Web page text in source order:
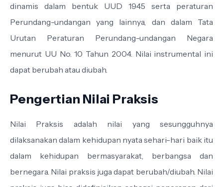
dinamis dalam bentuk UUD 1945 serta peraturan
Perundang-undangan yang lainnya, dan dalam Tata
Urutan Peraturan Perundang-undangan Negara
menurut UU No. 10 Tahun 2004. Nilai instrumental ini
dapat berubah atau diubah.
Pengertian Nilai Praksis
Nilai Praksis adalah nilai yang sesungguhnya
dilaksanakan dalam kehidupan nyata sehari-hari baik itu
dalam kehidupan bermasyarakat, berbangsa dan
bernegara. Nilai praksis juga dapat berubah/diubah. Nilai